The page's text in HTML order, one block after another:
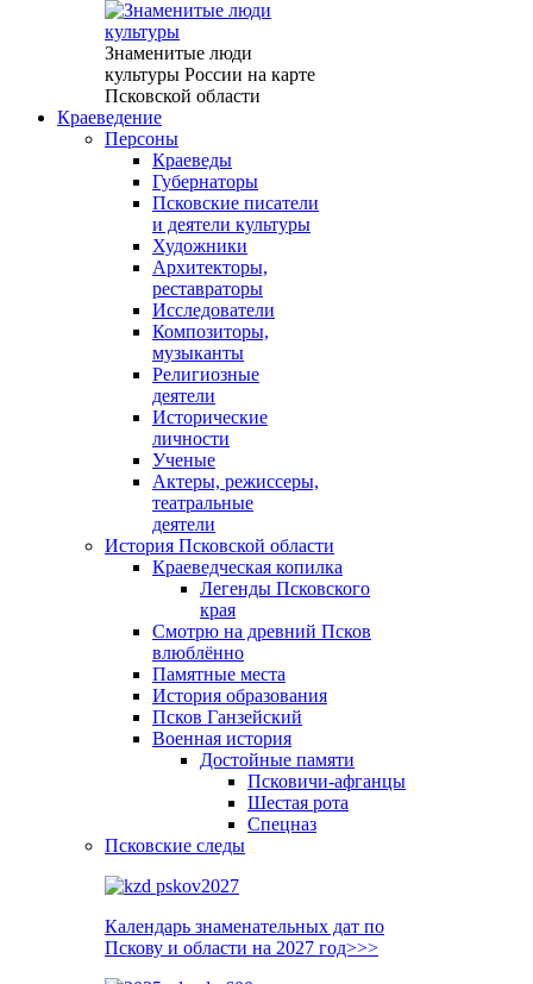
Знаменитые люди
культуры России на карте
Псковской области
Краеведение
Персоны
Краеведы
Губернаторы
Псковские писатели
и деятели культуры
Художники
Архитекторы,
реставраторы
Исследователи
Композиторы,
музыканты
Религиозные
деятели
Исторические
личности
Ученые
Актеры, режиссеры,
театральные
деятели
История Псковской области
Краеведческая копилка
Легенды Псковского
края
Смотрю на древний Псков
влюблённо
Памятные места
История образования
Псков Ганзейский
Военная история
Достойные памяти
Псковичи-афганцы
Шестая рота
Спецназ
Псковские следы
Календарь знаменательных дат по
Пскову и области на 2027 год>>>